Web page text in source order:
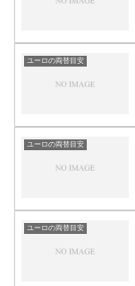
ユーロの両替目安
ユーロの両替目安
ユーロの両替目安